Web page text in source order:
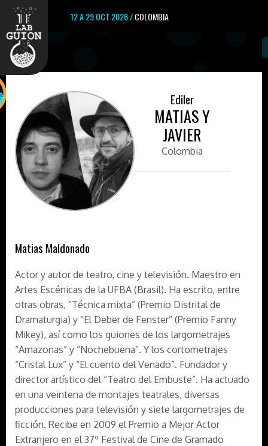
12 A 29 OCT 2026 /COLOMBIA
Ediler
MATIAS Y
JAVIER
Colombia
Matias Maldonado
Actor y autor de teatro, cine y televisión. Maestro en
Artes Escénicas de la UFBA (Brasil). Ha escrito, entre
otras obras, “Técnica mixta” (Premio Distrital de
Dramaturgia) y “El Deber de Fenster” (Premio Fanny
Mikey), así como los guiones de los largometrajes
“Amazonas” y “Nochebuena”. Y los cortometrajes
“Cristal Lux” y “El cuento del Venado”. Fundador y
director artístico del “Teatro del Embuste”. Ha actuado
en una veintena de montajes teatrales, diversas
producciones para televisión y siete largometrajes de
ficción. Recibe en 2009 el Premio a Mejor Actor
Extranjero en el 37º Festival de Cine de Gramado